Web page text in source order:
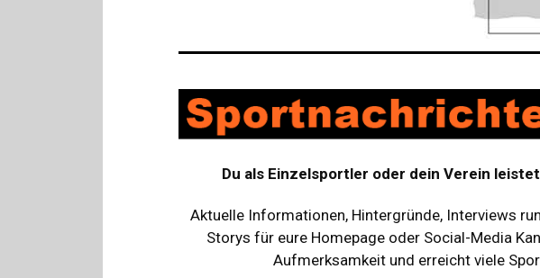
Du als Einzelsportler oder dein Verein
Aktuelle Informationen, Hintergründe, Interviews
Storys für eure Homepage oder Social-Media
Aufmerksamkeit und erreicht viele